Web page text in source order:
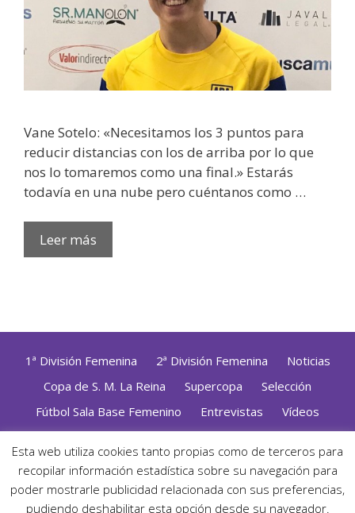
Vane Sotelo: «Necesitamos los 3 puntos para
reducir distancias con los de arriba por lo que
nos lo tomaremos como una final.» Estarás
todavía en una nube pero cuéntanos como …
Leer más
1ª División Femenina 2ª División Femenina
Noticias
Copa de S. M. La Reina
Supercopa
Selección
Fútbol Sala Base Femenino
Entrevistas
Vídeos
Política de Privacidad|Uso de Cookies|Contacto
Diseñado con mimo y esmero porJorge Cobos· Desarrollado
con WordPress
Esta web utiliza cookies tanto propias como de terceros para
recopilar información estadística sobre su navegación para
poder mostrarle publicidad relacionada con sus preferencias,
pudiendo deshabilitar esta opción desde su navegador.